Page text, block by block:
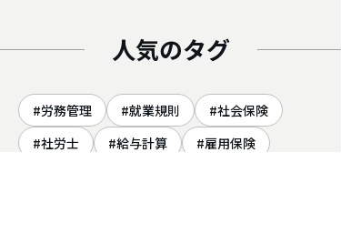
人気のタグ
労務管理 就業規則
社会保険
社労士
給与計算
雇用保険